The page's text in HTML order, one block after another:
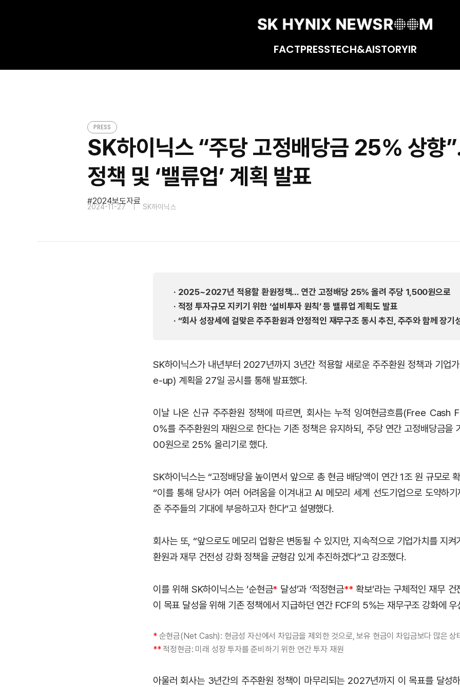
FACTPRESSTECH&AISTORYIR
PRESS
SK하이닉스 “주당 고정배당금 25% 상향
정책 및 ‘밸류업’ 계획 발표
2024보도자료
2024-11-27 SK하이닉스
· 2025~2027년 적용할 환원정책… 연간 고정배당 25% 올려 주당 1,500원으로
· 적정 투자규모 지키기 위한 ‘설비투자 원칙’ 등 밸류업 계획도 발표
· “회사 성장세에 걸맞은 주주환원과 안정적인 재무구조 동시 추진, 주주와 함께 장기
SK하이닉스가 내년부터 2027년까지 3년간 적용할 새로운 주주환원 정책과 기업
e-up) 계획을 27일 공시를 통해 발표했다.
이날 나온 신규 주주환원 정책에 따르면, 회사는 누적 잉여현금흐름(Free Cash
0%를 주주환원의 재원으로 한다는 기존 정책은 유지하되, 주당 연간 고정배당금을
00원으로 25% 올리기로 했다.
SK하이닉스는 “고정배당을 높이면서 앞으로 총 현금 배당액이 연간 1조 원 규모로
“이를 통해 당사가 여러 어려움을 이겨내고 AI 메모리 세계 선도기업으로 도약하기
준 주주들의 기대에 부응하고자 한다”고 설명했다.
회사는 또, “앞으로도 메모리 업황은 변동될 수 있지만, 지속적으로 기업가치를 지
환원과 재무 건전성 강화 정책을 균형감 있게 추진하겠다”고 강조했다.
이를 위해 SK하이닉스는 ‘순현금* 달성’과 ‘적정현금**확보’라는 구체적인 재무 건
이 목표 달성을 위해 기존 정책에서 지급하던 연간 FCF의 5%는 재무구조 강화에 우
*순현금(Net Cash): 현금성 자산에서 차입금을 제외한 것으로, 보유 현금이 차입금보다 많은 상
**적정현금: 미래 성장 투자를 준비하기 위한 연간 투자 재원
아울러 회사는 3년간의 주주환원 정책이 마무리되는 2027년까지 이 목표를 달성